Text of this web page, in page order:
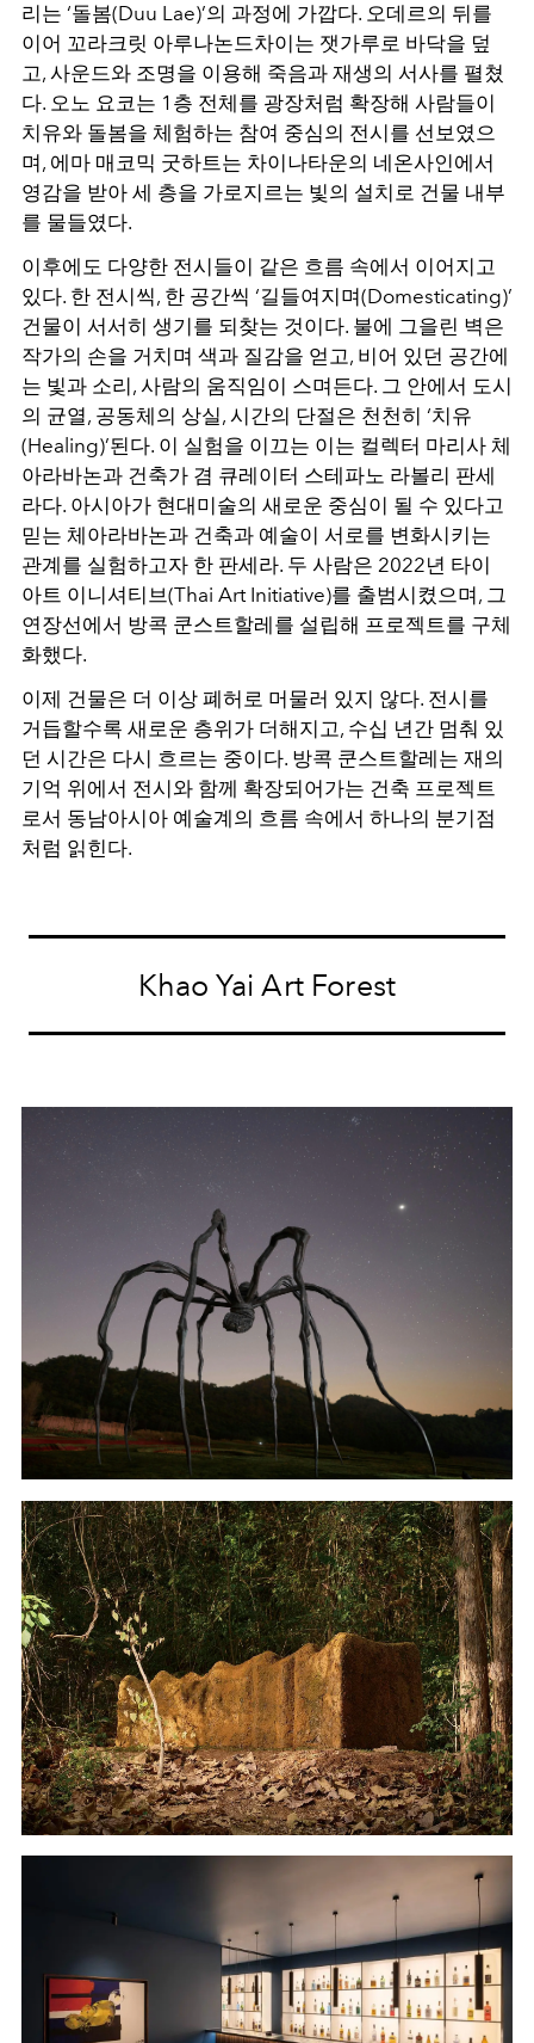
리는 ‘돌봄(Duu Lae)’의 과정에 가깝다. 오데르의 뒤를
이어 꼬라크릿 아루나논드차이는 잿가루로 바닥을 덮
고, 사운드와 조명을 이용해 죽음과 재생의 서사를 펼쳤
다. 오노 요코는 1층 전체를 광장처럼 확장해 사람들이
치유와 돌봄을 체험하는 참여 중심의 전시를 선보였으
며, 에마 매코믹 굿하트는 차이나타운의 네온사인에서
영감을 받아 세 층을 가로지르는 빛의 설치로 건물 내부
를 물들였다.
이후에도 다양한 전시들이 같은 흐름 속에서 이어지고
있다. 한 전시씩, 한 공간씩 ‘길들여지며(Domesticating)’
건물이 서서히 생기를 되찾는 것이다. 불에 그을린 벽은
작가의 손을 거치며 색과 질감을 얻고, 비어 있던 공간에
는 빛과 소리, 사람의 움직임이 스며든다. 그 안에서 도시
의 균열, 공동체의 상실, 시간의 단절은 천천히 ‘치유
(Healing)’된다. 이 실험을 이끄는 이는 컬렉터 마리사 체
아라바논과 건축가 겸 큐레이터 스테파노 라볼리 판세
라다. 아시아가 현대미술의 새로운 중심이 될 수 있다고
믿는 체아라바논과 건축과 예술이 서로를 변화시키는
관계를 실험하고자 한 판세라. 두 사람은 2022년 타이
아트 이니셔티브(Thai Art Initiative)를 출범시켰으며, 그
연장선에서 방콕 쿤스트할레를 설립해 프로젝트를 구체
화했다.
이제 건물은 더 이상 폐허로 머물러 있지 않다. 전시를
거듭할수록 새로운 층위가 더해지고, 수십 년간 멈춰 있
던 시간은 다시 흐르는 중이다. 방콕 쿤스트할레는 재의
기억 위에서 전시와 함께 확장되어가는 건축 프로젝트
로서 동남아시아 예술계의 흐름 속에서 하나의 분기점
처럼 읽힌다.
Khao Yai Art Forest